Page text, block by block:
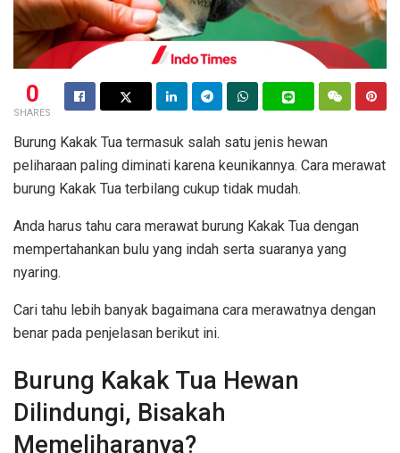
0
SHARES
Burung Kakak Tua termasuk salah satu jenis hewan
peliharaan paling diminati karena keunikannya. Cara merawat
burung Kakak Tua terbilang cukup tidak mudah.
Anda harus tahu cara merawat burung Kakak Tua dengan
mempertahankan bulu yang indah serta suaranya yang
nyaring.
Cari tahu lebih banyak bagaimana cara merawatnya dengan
benar pada penjelasan berikut ini.
Burung Kakak Tua Hewan
Dilindungi, Bisakah
Memeliharanya?